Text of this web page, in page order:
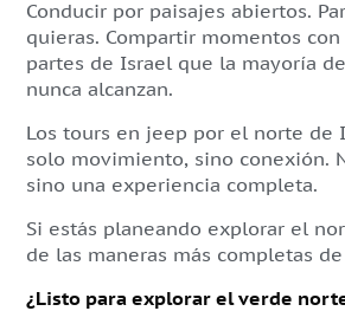
Conducir por paisajes abiertos.
quieras. Compartir momentos
partes de Israel que la mayoría
nunca alcanzan.
Los tours en jeep por el norte de
solo movimiento, sino conexión.
sino una experiencia completa.
Si estás planeando explorar el
de las maneras más completas
¿Listo para explorar el verde